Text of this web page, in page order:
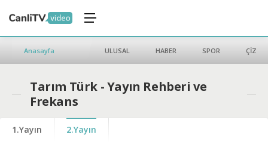
Anasayfa ULUSAL HABER SPOR ÇİZGİ
Tarım Türk - Yayın Rehberi ve
Frekans
1.Yayın 2.Yayın